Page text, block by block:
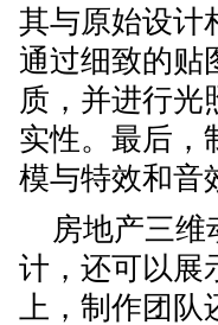
其与原始设计
通过细致的贴
质，并进行光
实性。最后，
模与特效和音
房地产三
计，还可以展
上，制作团